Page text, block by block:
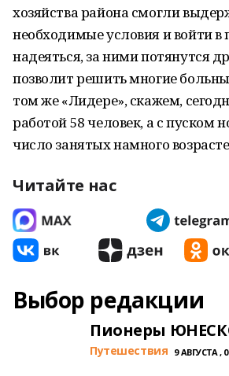
хозяйства района смогли
необходимые условия и войти в
надеяться, за ними потянутся
позволит решить многие
том же «Лидере», скажем,
работой 58 человек, а с пуском
число занятых намного
Читайте нас
Выбор редакции
Пионеры
Путешествия 9 АВГУСТА ,